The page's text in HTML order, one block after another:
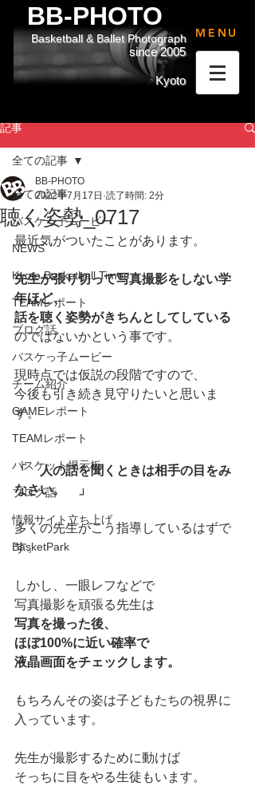
BB-PHOTO
since 2005
Basketball & Ballet Photograph
Kyoto
MENU
記事
全ての記事
バスケっ子ムービー
NEWS
Kyoto Basketball Times
TEAMレポート
ブログ話
バスケっ子ムービー
チーム紹介
GAMEレポート
TEAMレポート
バスケット掲示板
ブログ話
情報サイト立ち上げ
BasketPark
全ての記事
聴く姿勢_0717
BB-PHOTO
2022年7月17日 読了時間: 2分
最近気がついたことがあります。
先生が張り切って写真撮影をしない学
年ほど、
話を聴く姿勢がきちんとしてしている
のではないかという事です。
現時点では仮説の段階ですので、
今後も引き続き見守りたいと思いま
す。
「　人の話を聞くときは相手の目をみ
なさい。　」
多くの先生がこう指導しているはずで
す。
しかし、一眼レフなどで
写真撮影を頑張る先生は
写真を撮った後、
ほぼ100%に近い確率で
液晶画面をチェックします。
もちろんその姿は子どもたちの視界に
入っています。
先生が撮影するために動けば
そっちに目をやる生徒もいます。